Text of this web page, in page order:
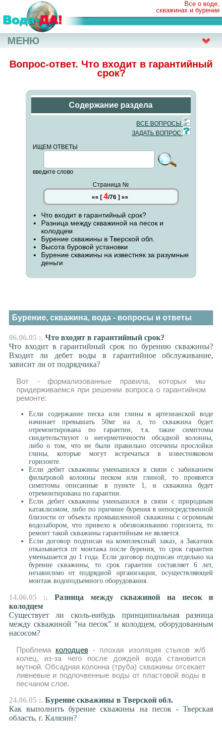
Все о воде,
скважинах и бурении
Вопрос-ответ. Что входит в гарантийный
срок?
Содержание раздела
ВСЕ ВОПРОСЫ
ЗАДАТЬ ВОПРОС
ИЩЕМ ОТВЕТЫ
введите слово
Страница №
«« [4/76 ]»»
Что входит в гарантийный срок?
Разница между скважиной на песок и
колодцем
Бурение скважины в Тверской обл.
Высота буровой установки
Бурение скважины на известняк за разумные
деньги
Бурение, скважина, вода - вопросы и ответы
06.06.05 :. Что входит в гарантийный срок?
Что входит в гарантийный срок по бурению скважины?
Входит ли дебет воды в гарантийное обслуживание,
зависит ли от подрядчика?
Вот - формализованные правила, которых мы
придерживаемся при решении вопроса о гарантийном
ремонте:
Если содержание песка или глины в артезианской воде
начинает превышать 50мг на л, то скважина будет
отремонтирована по гарантии, т.к. такие симптомы
свидетельствуют о негерметичности обсадной колонны,
либо о том, что не были правильно отсечены прослойки
глины, которые могут встречаться в известняковом
горизонте.
Если дебит скважины уменьшился в связи с забиванием
фильтровой колонны песком или глиной, то проявятся
симптомы описанные в пункте 1, и скважина будет
отремонтирована по гарантии.
Если дебит скважины уменьшился в связи с природным
катаклизмом, либо по причине бурения в непосредственной
близости от объекта промышленной скважины с огромным
водозабором, что привело к обезвоживанию горизонта, то
ремонт такой скважины гарантийным не является.
Если договор подписан на комплексный заказ, а Заказчик
отказывается от монтажа после бурения, то срок гарантии
уменьшается до 1 года. Если договор подписан отдельно на
бурение скважины, то срок гарантии составляет 6 лет,
независимо от подрядной организации, осуществляющей
монтаж водоподъемного оборудования.
14.06.05 :. Разница между скважиной на песок и
колодцем
Существует ли сколь-нибудь принципиальная разница
между скважиной "на песок" и колодцем, оборудованным
насосом?
Проблема колодцев- плохая изоляция стыков ж/б
колец, из-за чего после дождей вода становится
мутной. Обсадная колонна (труба) скважины отсекает
ливневые и подпочвенные воды от пластовой воды в
песчаном слое.
24.06.05 :. Бурение скважины в Тверской обл.
Как выполнить бурение скважины на песок - Тверская
область, г. Калязин?
МЕНЮ